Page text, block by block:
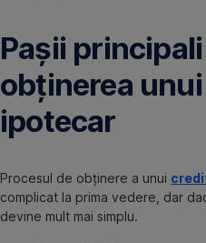
Pașii
obținerea
ipotecar
Procesul de obținere a unui
complicat la prima vedere, dar
devine mult mai simplu.